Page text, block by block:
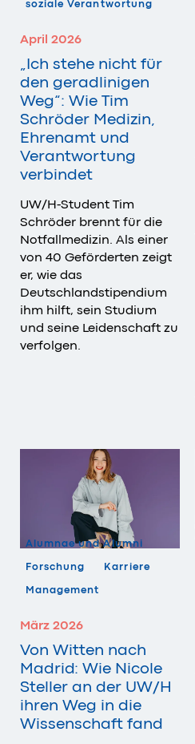
soziale Verantwortung
April 2026
„Ich stehe nicht für
den geradlinigen
Weg“: Wie Tim
Schröder Medizin,
Ehrenamt und
Verantwortung
verbindet
UW/H-Student Tim
Schröder brennt für die
Notfallmedizin. Als einer
von 40 Geförderten zeigt
er, wie das
Deutschlandstipendium
ihm hilft, sein Studium
und seine Leidenschaft zu
verfolgen.
Alumnae und Alumni
Forschung Karriere
Management
März 2026
Von Witten nach
Madrid: Wie Nicole
Steller an der UW/H
ihren Weg in die
Wissenschaft fand